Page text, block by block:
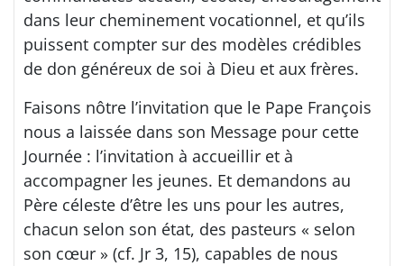
dans leur cheminement vocationnel, et qu’ils
puissent compter sur des modèles crédibles
de don généreux de soi à Dieu et aux frères.
Faisons nôtre l’invitation que le Pape François
nous a laissée dans son Message pour cette
Journée : l’invitation à accueillir et à
accompagner les jeunes. Et demandons au
Père céleste d’être les uns pour les autres,
chacun selon son état, des pasteurs « selon
son cœur » (cf. Jr 3, 15), capables de nous